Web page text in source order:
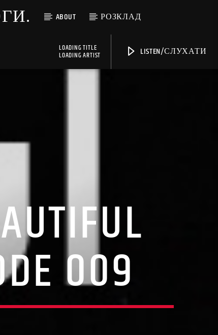
ABOUT РОЗКЛАД
LISTEN/СЛУХАТИ
LOADING TITLE
LOADING ARTIST
009